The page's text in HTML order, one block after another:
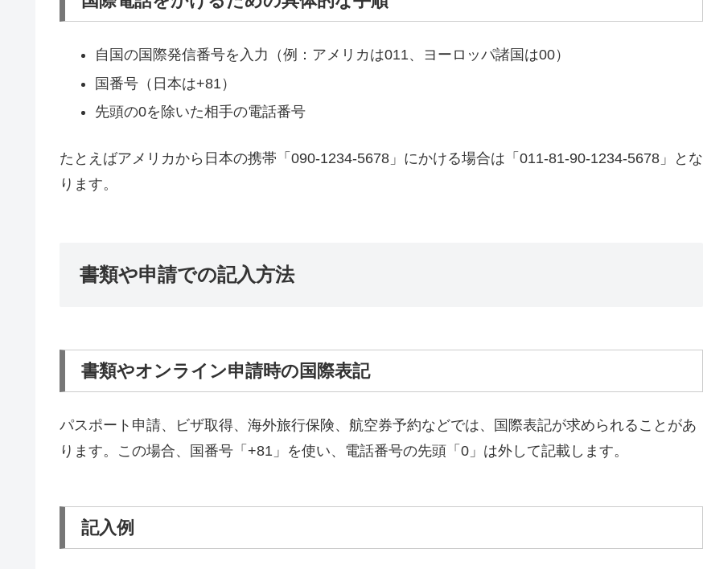
自国の国際発信番号を入力（例：アメリカは011、ヨーロッパ諸国は00）
国番号（日本は+81）
先頭の0を除いた相手の電話番号
たとえばアメリカから日本の携帯「090-1234-5678」にかける場合は「011-81-90-1234-5678」とな
ります。
書類や申請での記入方法
書類やオンライン申請時の国際表記
パスポート申請、ビザ取得、海外旅行保険、航空券予約などでは、国際表記が求められることがあ
ります。この場合、国番号「+81」を使い、電話番号の先頭「0」は外して記載します。
記入例